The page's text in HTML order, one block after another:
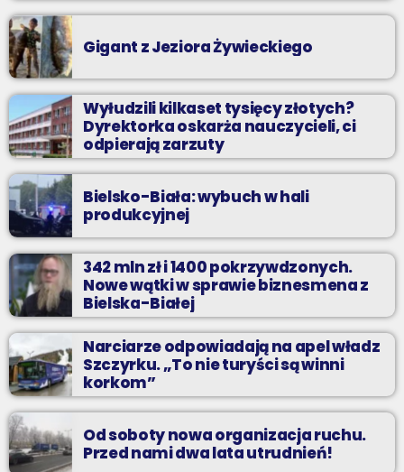
Gigant z Jeziora Żywieckiego
Wyłudzili kilkaset tysięcy złotych?
Dyrektorka oskarża nauczycieli, ci
odpierają zarzuty
Bielsko-Biała: wybuch w hali
produkcyjnej
342 mln zł i 1400 pokrzywdzonych.
Nowe wątki w sprawie biznesmena z
Bielska-Białej
Narciarze odpowiadają na apel władz
Szczyrku. „To nie turyści są winni
korkom”
Od soboty nowa organizacja ruchu.
Przed nami dwa lata utrudnień!